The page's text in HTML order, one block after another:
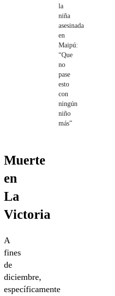
la
niña
asesinada
en
Maipú:
“Que
no
pase
esto
con
ningún
niño
más”
Muerte
en
La
Victoria
A
fines
de
diciembre,
específicamente